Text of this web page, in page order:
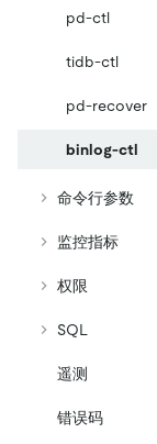
pd-ctl
tidb-ctl
pd-recover
binlog-ctl
命令行参数
监控指标
权限
SQL
遥测
错误码